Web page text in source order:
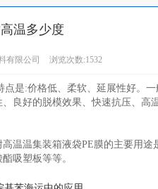
温多少度
有限公司 浏览次数:1532
点是:价格低、柔软、延展性好。
良好的脱模效果、快速抗压、高
温温集装箱液袋PE膜的主要用
吸塑板等等。